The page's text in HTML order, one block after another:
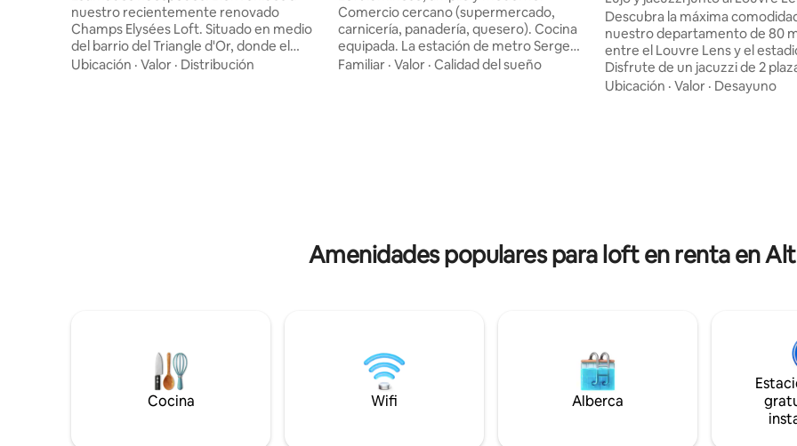
nuestro recientemente renovado
Champs Elysées Loft. Situado en medio
del barrio del Triangle d'Or, donde el
corazón del lujo parisino realmente late.
Ubicación · Valor · Distribución
Comercio cercano (supermercado,
carnicería, panadería, quesero). Cocina
equipada. La estación de metro Serge
Gainsbourg (línea 11) al lado del edificio. El
Familiar · Valor · Calidad del sueño
Descubra la máxima
nuestro departamento de 80
entre el Louvre Lens y el
Disfrute de un jacuzzi de 2
chorros y de un televisor OLED
Ubicación · Valor · Desayuno
Amenidades populares para loft en renta en
Cocina Wifi Alberca